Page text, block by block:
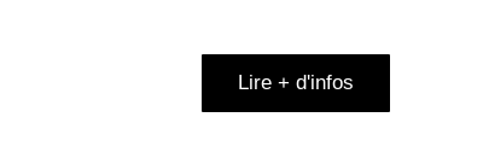
Lire + d'infos